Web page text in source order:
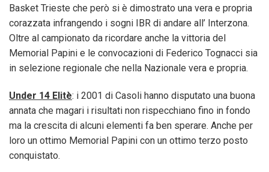
Basket Trieste che però si è dimostrato una vera e propria
corazzata infrangendo i sogni IBR di andare all’ Interzona.
Oltre al campionato da ricordare anche la vittoria del
Memorial Papini e le convocazioni di Federico Tognacci sia
in selezione regionale che nella Nazionale vera e propria.
Under 14 Elitè: i 2001 di Casoli hanno disputato una buona
annata che magari i risultati non rispecchiano fino in fondo
ma la crescita di alcuni elementi fa ben sperare. Anche per
loro un ottimo Memorial Papini con un ottimo terzo posto
conquistato.